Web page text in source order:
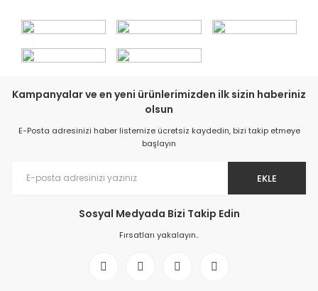
Kampanyalar ve en yeni ürünlerimizden ilk sizin haberiniz
olsun
E-Posta adresinizi haber listemize ücretsiz kaydedin, bizi takip etmeye
başlayın
EKLE
Sosyal Medyada Bizi Takip Edin
Fırsatları yakalayın..